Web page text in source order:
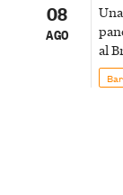
08
AGO
al